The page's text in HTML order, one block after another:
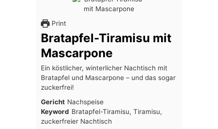
Print
Bratapfel-Tiramisu mit
Mascarpone
Ein köstlicher, winterlicher Nachtisch mit
Bratapfel und Mascarpone – und das sogar
zuckerfrei!
Gericht Nachspeise
Keyword Bratapfel-Tiramisu, Tiramisu,
zuckerfreier Nachtisch